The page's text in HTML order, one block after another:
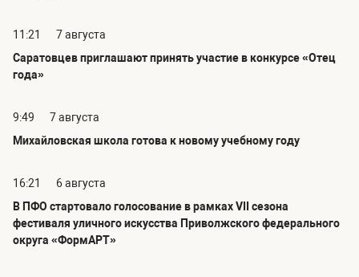
11:21
7 августа
Саратовцев приглашают принять участие в конкурсе «Отец
года»
9:49
7 августа
Михайловская школа готова к новому учебному году
16:21
6 августа
В ПФО стартовало голосование в рамках VII сезона
фестиваля уличного искусства Приволжского федерального
округа «ФормАРТ»